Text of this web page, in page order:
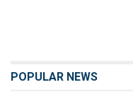
POPULAR NEWS